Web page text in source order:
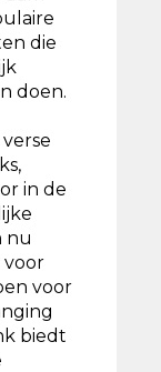
die
doen.
in de
nu
voor
biedt